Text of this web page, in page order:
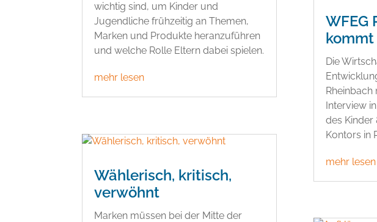
wichtig sind, um Kinder und
Jugendliche frühzeitig an Themen,
Marken und Produkte heranzuführen
und welche Rolle Eltern dabei spielen.
mehr lesen
Wählerisch, kritisch,
verwöhnt
Marken müssen bei der Mitte der
WFEG
Die
Rheinbach
Interview
des Kinder
Kontors in
mehr lesen